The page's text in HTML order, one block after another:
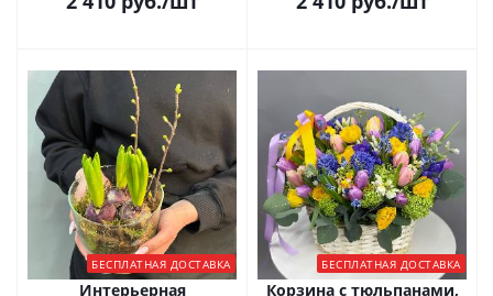
БЕСПЛАТНАЯ ДОСТАВКА
Интерьерная
БЕСПЛАТНАЯ ДОСТАВКА
Корзина с тюльпанами,